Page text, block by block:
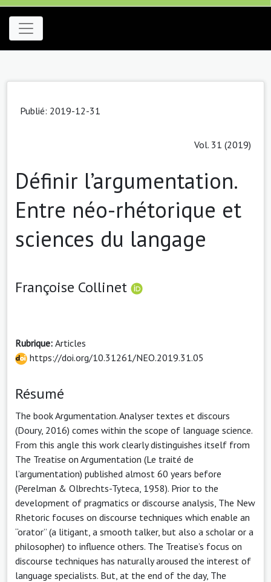
Publié: 2019-12-31
Vol. 31 (2019)
Définir l’argumentation.
Entre néo-rhétorique et
sciences du langage
Françoise Collinet
Rubrique: Articles
https://doi.org/10.31261/NEO.2019.31.05
Résumé
The book Argumentation. Analyser textes et discours
(Doury, 2016) comes within the scope of language science.
From this angle this work clearly distinguishes itself from
The Treatise on Argumentation (Le traité de
l’argumentation) published almost 60 years before
(Perelman & Olbrechts-Tyteca, 1958). Prior to the
development of pragmatics or discourse analysis, The New
Rhetoric focuses on discourse techniques which enable an
“orator” (a litigant, a smooth talker, but also a scholar or a
philosopher) to influence others. The Treatise’s focus on
discourse techniques has naturally aroused the interest of
language specialists. But, at the end of the day, The